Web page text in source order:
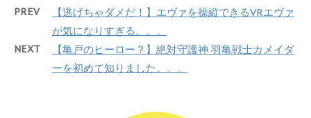
PREV
【逃げちゃダメだ！】エヴァを操縦できるVRエヴァ
が気になりすぎる。。。
NEXT
【亀戸のヒーロー？】絶対守護神 羽亀戦士カメイダ
ーを初めて知りました。。。